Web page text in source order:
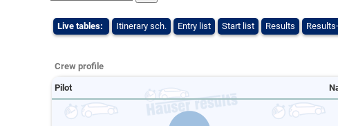
Live tables: Itinerary sch. Entry list Start list Results
Crew profile
Pilot